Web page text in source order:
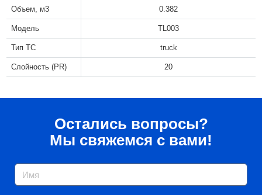
Объем, м3 0.382
Модель TL003
Тип ТС truck
Слойность (PR) 20
Остались вопросы?
Мы свяжемся с вами!